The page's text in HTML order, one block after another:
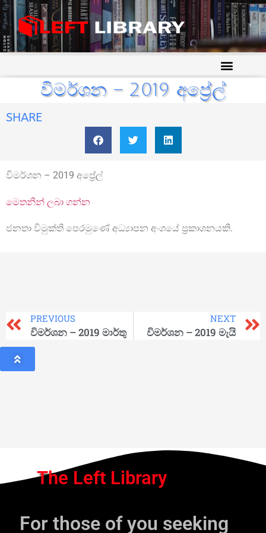
විමර්ශන – 2019 අප්‍රේල්
SHARE
විමර්ශන – 2019 අප්‍රේල්
මෙතනින් ලබා ගන්න
ජනතා විමුක්ති පෙරමුණේ අධ්‍යාපන අංශයේ ප්‍රකාශනයකි.
PREVIOUS
විමර්ශන – 2019 මාර්තු
NEXT
විමර්ශන – 2019 මැයි
The Left Library
For those of you seeking